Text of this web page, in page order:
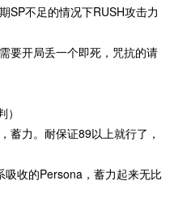
SP不足的情况下RUSH攻击力
要开局丢一个即死，咒抗的请
蓄力。耐保证89以上就行了，
吸收的Persona，蓄力起来无比